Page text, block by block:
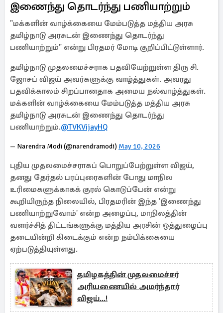
இணைந்து தொடர்ந்து பணியாற்றும்
"மக்களின் வாழ்க்கையை மேம்படுத்த மத்திய அரசு
தமிழ்நாடு அரசுடன் இணைந்து தொடர்ந்து
பணியாற்றும்" என்று பிரதமர் மோடி குறிப்பிட்டுள்ளார்.
தமிழ்நாடு முதலமைச்சராக பதவியேற்றுள்ள திரு சி.
ஜோசப் விஜய் அவர்களுக்கு வாழ்த்துகள். அவரது
பதவிக்காலம் சிறப்பானதாக அமைய நல்வாழ்த்துகள்.
மக்களின் வாழ்க்கையை மேம்படுத்த மத்திய அரசு
தமிழ்நாடு அரசுடன் இணைந்து தொடர்ந்து
பணியாற்றும்.@TVKVijayHQ
— Narendra Modi (@narendramodi) May 10, 2026
புதிய முதலமைச்சராகப் பொறுப்பேற்றுள்ள விஜய்,
தனது தேர்தல் பரப்புரைகளின் போது மாநில
உரிமைகளுக்காகக் குரல் கொடுப்பேன் என்று
கூறியிருந்த நிலையில், பிரதமரின் இந்த 'இணைந்து
பணியாற்றுவோம்' என்ற அழைப்பு, மாநிலத்தின்
வளர்ச்சித் திட்டங்களுக்கு மத்திய அரசின் ஒத்துழைப்பு
தடையின்றி கிடைக்கும் என்ற நம்பிக்கையை
ஏற்படுத்தியுள்ளது.
தமிழகத்தின் முதலமைச்சர்
அரியணையில் அமர்ந்தார்
விஜய்...!